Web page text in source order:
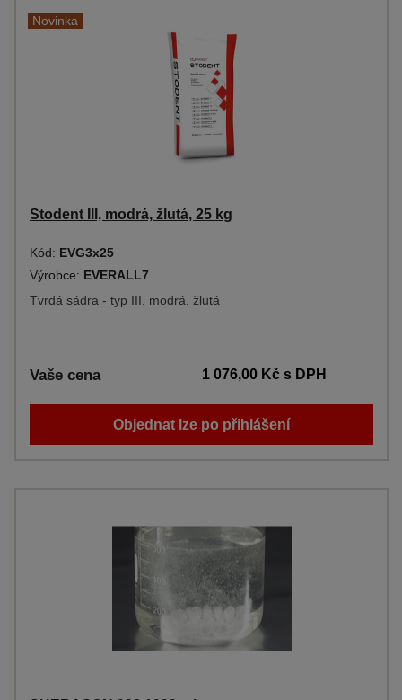
Novinka
Stodent III, modrá, žlutá, 25 kg
Kód: EVG3x25
Výrobce: EVERALL7
Tvrdá sádra - typ III, modrá, žlutá
Vaše cena 1 076,00 Kčs DPH
Objednat lze po přihlášení